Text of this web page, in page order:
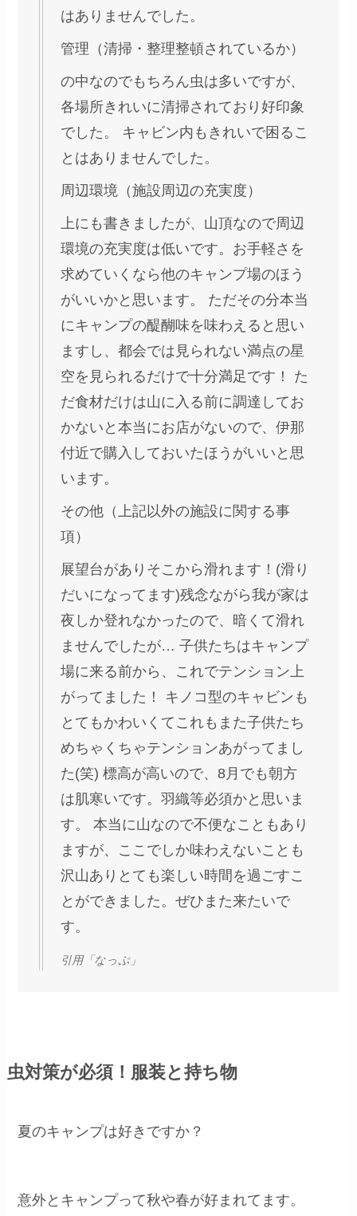
はありませんでした。
管理（清掃・整理整頓されているか）
の中なのでもちろん虫は多いですが、
各場所きれいに清掃されており好印象
でした。 キャビン内もきれいで困るこ
とはありませんでした。
周辺環境（施設周辺の充実度）
上にも書きましたが、山頂なので周辺
環境の充実度は低いです。お手軽さを
求めていくなら他のキャンプ場のほう
がいいかと思います。 ただその分本当
にキャンプの醍醐味を味わえると思い
ますし、都会では見られない満点の星
空を見られるだけで十分満足です！ た
だ食材だけは山に入る前に調達してお
かないと本当にお店がないので、伊那
付近で購入しておいたほうがいいと思
います。
その他（上記以外の施設に関する事
項）
展望台がありそこから滑れます！(滑り
だいになってます)残念ながら我が家は
夜しか登れなかったので、暗くて滑れ
ませんでしたが… 子供たちはキャンプ
場に来る前から、これでテンション上
がってました！ キノコ型のキャビンも
とてもかわいくてこれもまた子供たち
めちゃくちゃテンションあがってまし
た(笑) 標高が高いので、8月でも朝方
は肌寒いです。羽織等必須かと思いま
す。 本当に山なので不便なこともあり
ますが、ここでしか味わえないことも
沢山ありとても楽しい時間を過ごすこ
とができました。ぜひまた来たいで
す。
引用「なっぷ」
虫対策が必須！服装と持ち物
夏のキャンプは好きですか？
意外とキャンプって秋や春が好まれてます。